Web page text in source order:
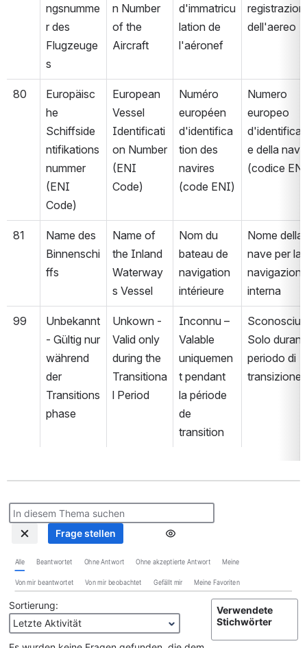
ngsnumme
r des
Flugzeuge
s
n Number
of the
Aircraft
d'immatricu
lation de
l'aéronef
dell'aereo
80
Europäisc
he
Schiffside
ntifikations
nummer
(ENI
Code)
European
Vessel
Identificati
on Number
(ENI
Code)
Numéro
européen
d'identifica
tion des
navires
(code ENI)
Numero
europeo
e della nave
(codice
81
Name des
Binnenschi
ffs
Name of
the Inland
Waterway
s Vessel
Nom du
bateau de
navigation
intérieure
Nome della
nave per la
navigazione
interna
99
Unbekannt
- Gültig nur
während
der
Transitions
phase
Unkown -
Valid only
during the
Transitiona
l Period
Inconnu –
Valable
uniquemen
t pendant
la période
de
transition
Solo
periodo di
transizione